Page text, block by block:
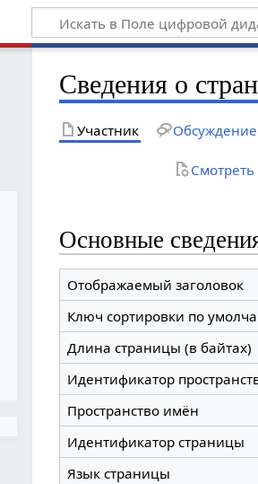
Сведения о
Участник Обсуждение
Основные
Отображаемый заголовок
Ключ сортировки по
Длина страницы (в байтах)
Идентификатор
Пространство имён
Идентификатор страницы
Язык страницы